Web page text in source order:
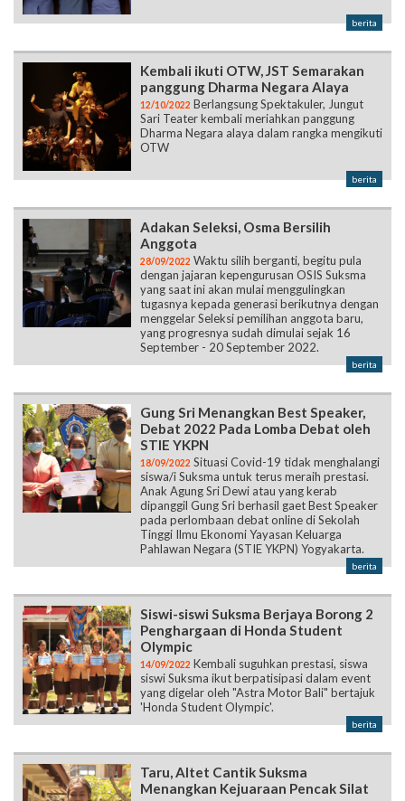
berita
Kembali ikuti OTW, JST Semarakan
panggung Dharma Negara Alaya
12/10/2022 Berlangsung Spektakuler, Jungut
Sari Teater kembali meriahkan panggung
Dharma Negara alaya dalam rangka mengikuti
OTW
berita
Adakan Seleksi, Osma Bersilih
Anggota
28/09/2022 Waktu silih berganti, begitu pula
dengan jajaran kepengurusan OSIS Suksma
yang saat ini akan mulai menggulingkan
tugasnya kepada generasi berikutnya dengan
menggelar Seleksi pemilihan anggota baru,
yang progresnya sudah dimulai sejak 16
September - 20 September 2022.
berita
Gung Sri Menangkan Best Speaker,
Debat 2022 Pada Lomba Debat oleh
STIE YKPN
18/09/2022 Situasi Covid-19 tidak menghalangi
siswa/i Suksma untuk terus meraih prestasi.
Anak Agung Sri Dewi atau yang kerab
dipanggil Gung Sri berhasil gaet Best Speaker
pada perlombaan debat online di Sekolah
Tinggi Ilmu Ekonomi Yayasan Keluarga
Pahlawan Negara (STIE YKPN) Yogyakarta.
berita
Siswi-siswi Suksma Berjaya Borong 2
Penghargaan di Honda Student
Olympic
14/09/2022 Kembali suguhkan prestasi, siswa
siswi Suksma ikut berpatisipasi dalam event
yang digelar oleh "Astra Motor Bali" bertajuk
'Honda Student Olympic'.
berita
Taru, Altet Cantik Suksma
Menangkan Kejuaraan Pencak Silat